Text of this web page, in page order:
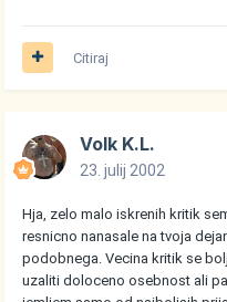
Citiraj
Volk K.L.
23. julij 2002
Hja, zelo malo iskrenih kritik
resnicno nanasale na tvoja
podobnega. Vecina kritik se
uzaliti doloceno osebnost ali